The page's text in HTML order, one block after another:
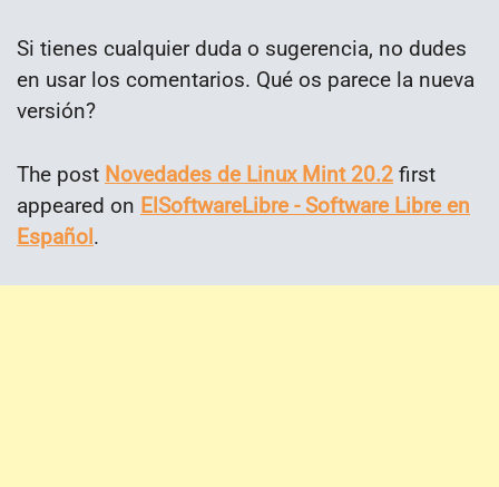
Si tienes cualquier duda o sugerencia, no dudes
en usar los comentarios. Qué os parece la nueva
versión?
The post Novedades de Linux Mint 20.2 first
appeared on ElSoftwareLibre - Software Libre en
Español.